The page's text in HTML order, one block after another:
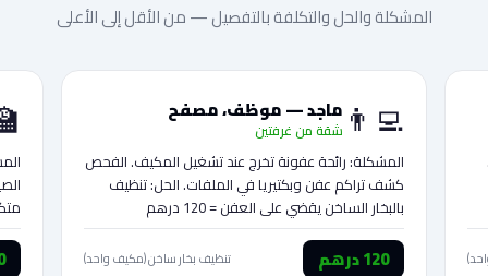
المشكلة والحل والتكلفة بالتفصيل — من الأقل إلى الأعلى
👨‍💻 ماجد — موظف، مصفح
شقة من غرفتين
المشكلة: رائحة عفونة تخرج عند تشغيل المكيف. الفحص
كشف تراكم عفن وبكتيريا في الملفات. الحل: تنظيف
بالبخار الساخن يقضي على العفن = 120 درهم
120 درهم تنظيف بخار ساخن (مكيف واحد)